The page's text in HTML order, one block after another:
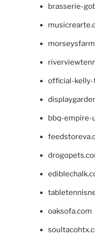
brasserie-
official-kelly-
bbq-empire-
oaksofa.com